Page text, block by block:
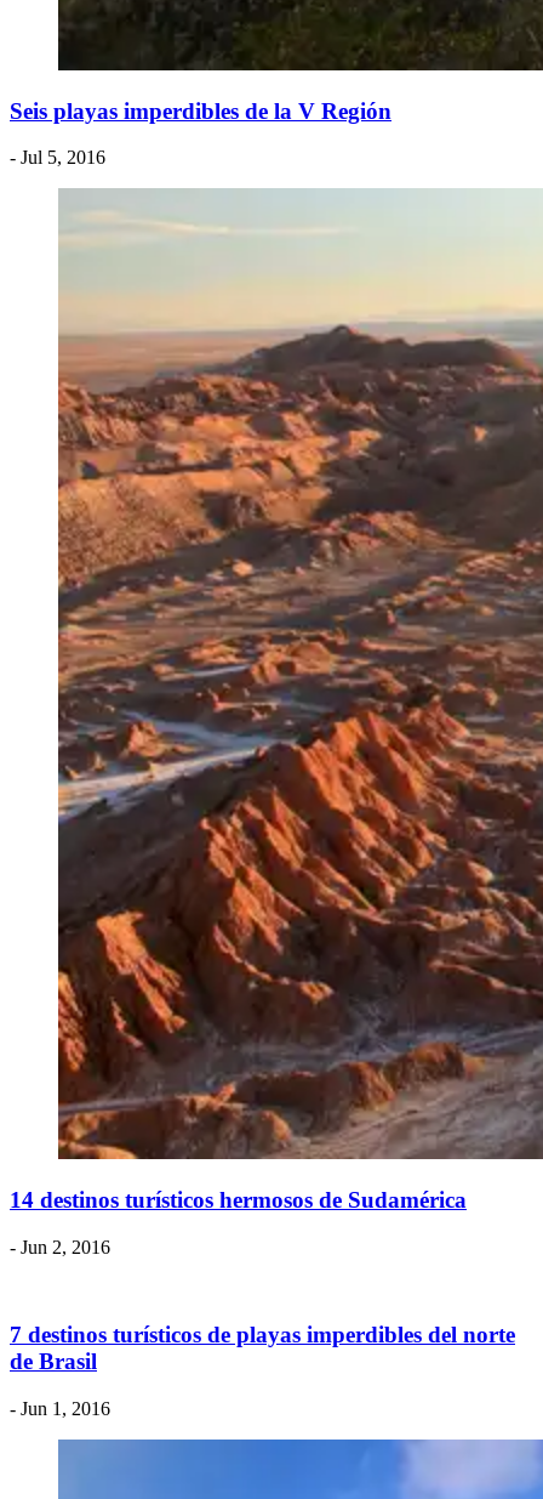
Seis playas imperdibles de la V Región
- Jul 5, 2016
14 destinos turísticos hermosos de Sudamérica
- Jun 2, 2016
7 destinos turísticos de playas imperdibles del norte
de Brasil
- Jun 1, 2016